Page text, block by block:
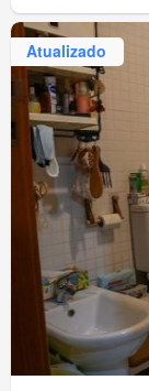
Atualizado